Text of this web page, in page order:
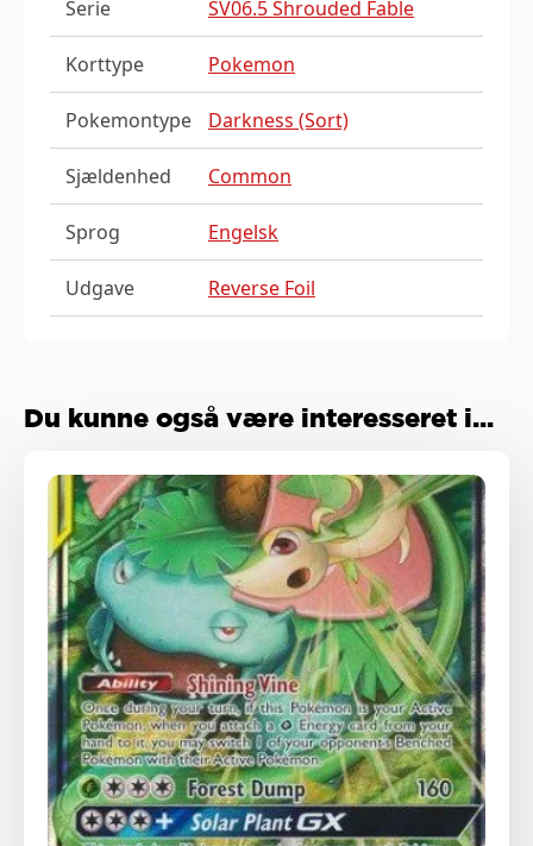
Serie
SV06.5 Shrouded Fable
Korttype Pokemon
Pokemontype Darkness (Sort)
Sjældenhed Common
Sprog Engelsk
Udgave Reverse Foil
Du kunne også være interesseret i...